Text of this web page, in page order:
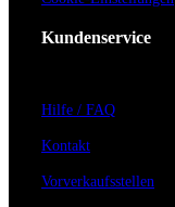
Kundenservice
Hilfe / FAQ
Kontakt
Vorverkaufsstellen